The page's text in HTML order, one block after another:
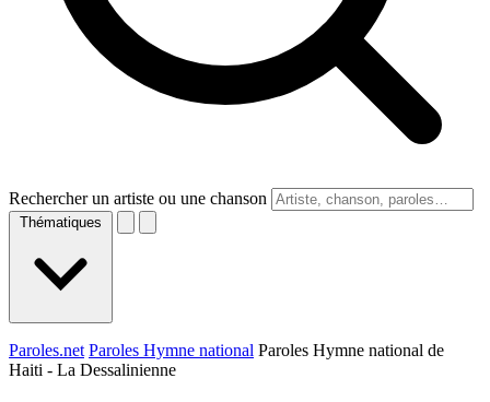
Rechercher un artiste ou une chanson
Thématiques
Paroles.net Paroles Hymne national Paroles Hymne national de
Haiti - La Dessalinienne